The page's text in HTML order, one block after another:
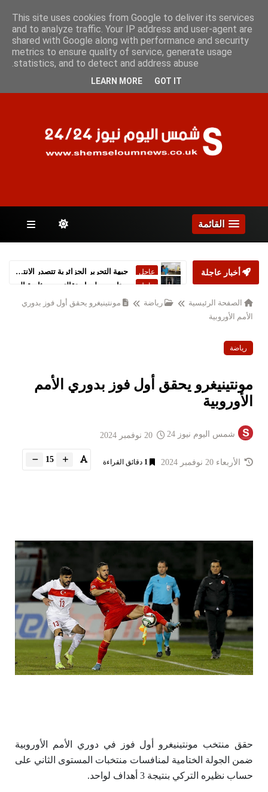
الصفحات
القائمة
أخبار عاجلة عاجل ستارمر يعلن استقالته من رئاسة الحكومة البريطانية
الصفحة الرئيسية رياضة
مونتينيغرو يحقق أول فوز بدوري
الأمم الأوروبية
رياضة
مونتينيغرو يحقق أول فوز بدوري الأمم
الأوروبية
شمس اليوم نيوز 24
الأربعاء 20 نوفمبر 2024 1 دقائق القراءة 15
حقق منتخب مونتينيغرو أول فوز في دوري الأمم الأوروبية
ضمن الجولة الختامية لمنافسات منتخبات المستوى الثاني على
حساب نظيره التركي بنتيجة 3 أهداف لواحد.
This site uses cookies from Google to deliver its services
and to analyze traffic. Your IP address and user-agent are
shared with Google along with performance and security
metrics to ensure quality of service, generate usage
statistics, and to detect and address abuse.
LEARN MORE GOT IT